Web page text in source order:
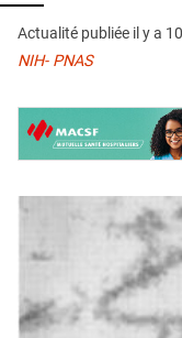
CONDITIONS GÉNÉRALES
CONTACT
Actualité publiée il y a
NIH- PNAS